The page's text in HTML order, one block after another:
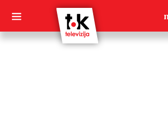
content